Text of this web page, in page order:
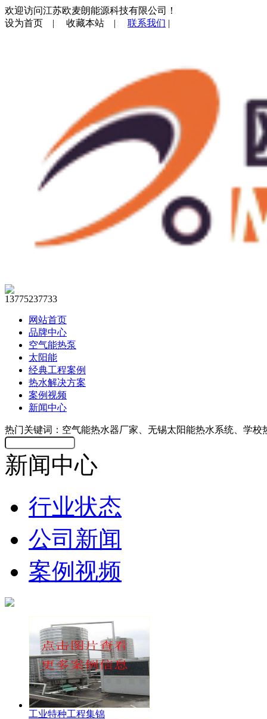
欢迎访问江苏欧麦朗能源科技有限公司！
设为首页 | 收藏本站 | 联系我们 |
13775237733
网站首页
品牌中心
空气能热泵
太阳能
经典工程案例
热水解决方案
案例视频
新闻中心
热门关键词：空气能热水器厂家、无锡太阳能热水系统、学校
新闻中心
行业状态
公司新闻
案例视频
工业特种工程集锦